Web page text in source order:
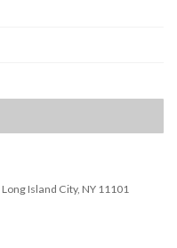
Island City, NY 11101